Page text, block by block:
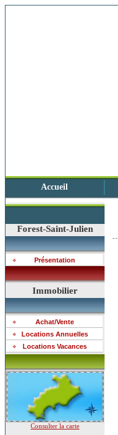
Accueil
Forest-Saint-Julien
Présentation
Immobilier
Achat/Vente
Locations Annuelles
Locations Vacances
Consulter la carte